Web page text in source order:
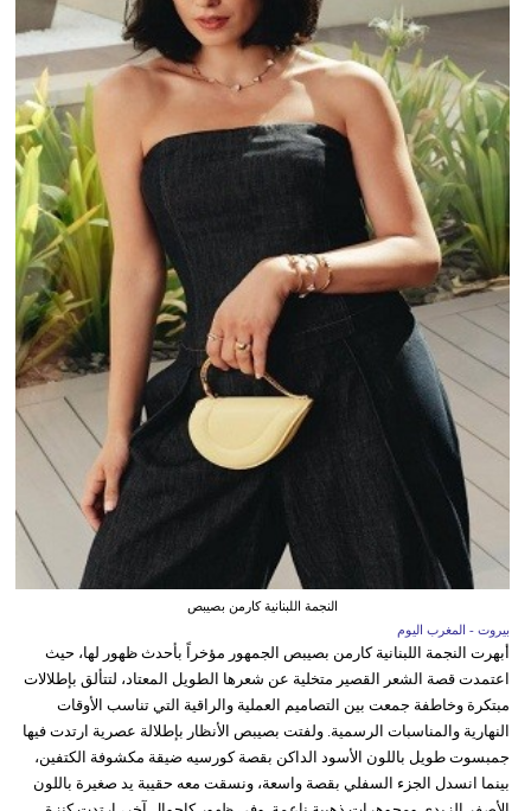
النجمة اللبنانية كارمن بصيبص
بيروت - المغرب اليوم
أبهرت النجمة اللبنانية كارمن بصيبص الجمهور مؤخراً بأحدث ظهور لها، حيث
اعتمدت قصة الشعر القصير متخلية عن شعرها الطويل المعتاد، لتتألق بإطلالات
مبتكرة وخاطفة جمعت بين التصاميم العملية والراقية التي تناسب الأوقات
النهارية والمناسبات الرسمية. ولفتت بصيبص الأنظار بإطلالة عصرية ارتدت فيها
جمبسوت طويل باللون الأسود الداكن بقصة كورسيه ضيقة مكشوفة الكتفين،
بينما انسدل الجزء السفلي بقصة واسعة، ونسقت معه حقيبة يد صغيرة باللون